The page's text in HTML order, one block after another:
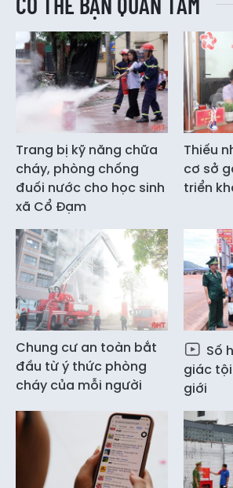
Trang bị kỹ năng chữa
cháy, phòng chống
đuối nước cho học sinh
xã Cổ Đạm
Thiếu
cơ sở
triển
Chung cư an toàn bắt
đầu từ ý thức phòng
cháy của mỗi người
Số
giác
giới